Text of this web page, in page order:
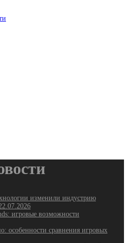
изменили индустрию
игровые возможности
особенности сравнения игровых